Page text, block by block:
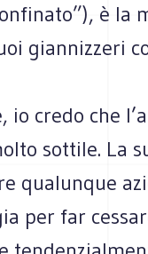
è la
giannizzeri
io credo che
sottile. La
qualunque
per far